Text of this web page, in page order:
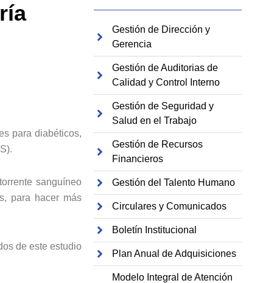
para diabéticos,
sanguíneo
para hacer más
de este estudio
Gestión de Dirección y
Gerencia
Gestión de Auditorias de
Calidad y Control Interno
Gestión de Seguridad y
Salud en el Trabajo
Gestión de Recursos
Financieros
Gestión del Talento Humano
Circulares y Comunicados
Boletín Institucional
Plan Anual de Adquisiciones
Modelo Integral de Atención